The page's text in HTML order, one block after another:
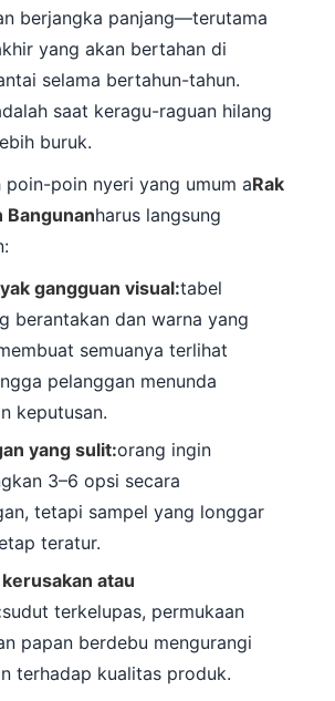
berjangka panjang—terutama
yang akan bertahan di
selama bertahun-tahun.
saat keragu-raguan hilang
buruk.
poin-poin nyeri yang umum aRak
Bangunanharus langsung
gangguan visual:tabel
berantakan dan warna yang
semuanya terlihat
pelanggan menunda
keputusan.
yang sulit:orang ingin
3–6 opsi secara
tetapi sampel yang longgar
teratur.
atau
sudut terkelupas, permukaan
papan berdebu mengurangi
terhadap kualitas produk.